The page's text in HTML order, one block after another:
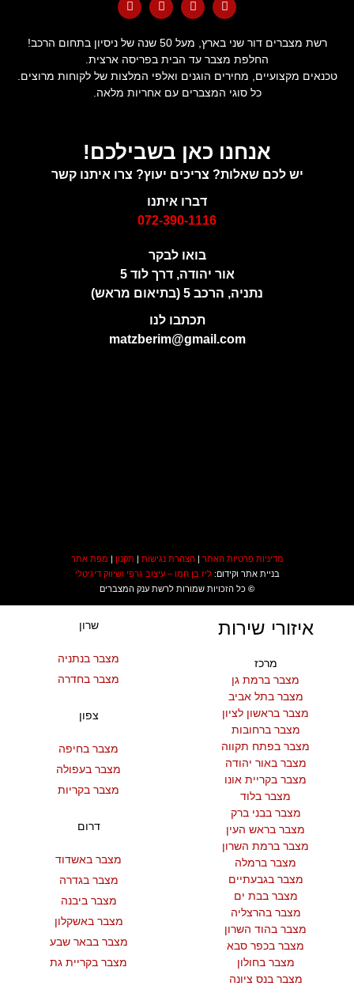
רשת מצברים דור שני בארץ, מעל 50 שנה של ניסיון בתחום הרכב!
החלפת מצבר עד הבית בפריסה ארצית.
טכנאים מקצועיים, מחירים הוגנים ואלפי המלצות של לקוחות מרוצים.
כל סוגי המצברים עם אחריות מלאה.
אנחנו כאן בשבילכם!
יש לכם שאלות? צריכים יעוץ? צרו איתנו קשר
דברו איתנו
072-390-1116
בואו לבקר
אור יהודה, דרך לוד 5
נתניה, הרכב 5 (בתיאום מראש)
תכתבו לנו
matzberim@gmail.com
מדיניות פרטיות האתר | הצהרת נגישות | תקנון | מפת אתר
בניית אתר וקידום:ליז בן חמו – עיצוב גרפי ושיווק דיגיטלי
© כל הזכויות שמורות לרשת ענק המצברים
איזורי שירות
מרכז
מצבר ברמת גן
מצבר בתל אביב
מצבר בראשון לציון
מצבר ברחובות
מצבר בפתח תקווה
מצבר באור יהודה
מצבר בקריית אונו
מצבר בלוד
מצבר בבני ברק
מצבר בראש העין
מצבר ברמת השרון
מצבר ברמלה
מצבר בגבעתיים
מצבר בבת ים
מצבר בהרצליה
מצבר בהוד השרון
מצבר בכפר סבא
מצבר בחולון
מצבר בנס ציונה
שרון
מצבר בנתניה
מצבר בחדרה
צפון
מצבר בחיפה
מצבר בעפולה
מצבר בקריות
דרום
מצבר באשדוד
מצבר בגדרה
מצבר ביבנה
מצבר באשקלון
מצבר בבאר שבע
מצבר בקריית גת